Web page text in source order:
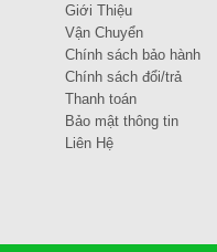
Giới Thiệu
Vận Chuyển
Chính sách bảo hành
Chính sách đổi/trả
Thanh toán
Bảo mật thông tin
Liên Hệ